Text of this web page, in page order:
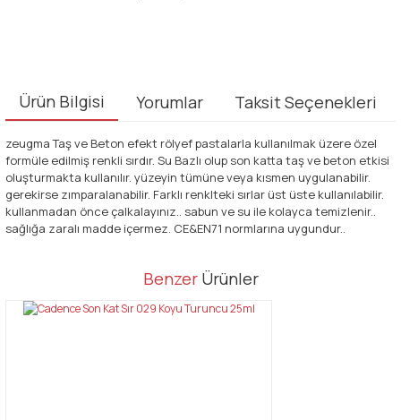
Ürün Bilgisi Yorumlar Taksit Seçenekleri
zeugma Taş ve Beton efekt rölyef pastalarla kullanılmak üzere özel
formüle edilmiş renkli sırdır. Su Bazlı olup son katta taş ve beton etkisi
oluşturmakta kullanılır. yüzeyin tümüne veya kısmen uygulanabilir.
gerekirse zımparalanabilir. Farklı renklteki sırlar üst üste kullanılabilir.
kullanmadan önce çalkalayınız.. sabun ve su ile kolayca temizlenir..
sağlığa zaralı madde içermez. CE&EN71 normlarına uygundur..
Bu ürüne ilk yorumu siz yapın!
Bu ürünün fiyat bilgisi, resim, ürün açıklamalarında ve diğer
tarafımıza iletebilirsiniz.
Benzer Ürünler